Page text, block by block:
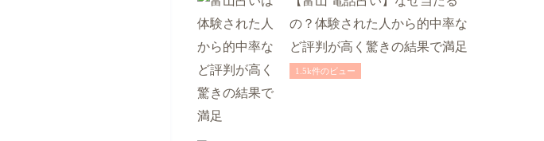
の？体験された人から的中率な
ど評判が高く驚きの結果で満足
1.5k件のビュー